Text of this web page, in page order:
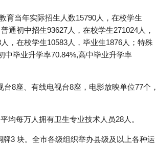
育当年实际招生人数15790人，在校学生
通初中招生93627人，在校学生271024人，
，在校学生10583人，毕业生1876人；特殊
中毕业升学率70.84%,高中毕业升学率
8座、有线电视台8座，电影放映单位77个，
均每万人拥有卫生专业技术人员28人。
3 块。全市各级组织举办县级及以上各种运